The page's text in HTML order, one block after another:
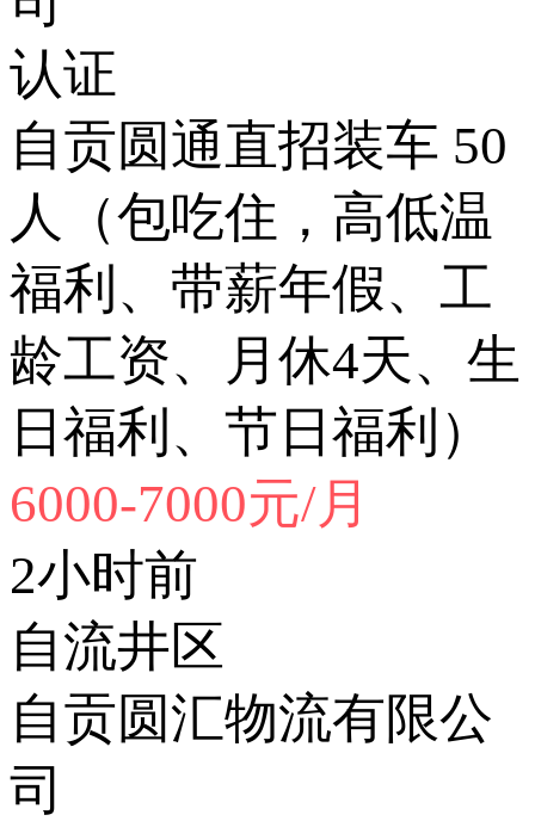
认证
自贡圆通直招装车 50
人（包吃住，高低温
福利、带薪年假、工
龄工资、月休4天、生
日福利、节日福利）
6000-7000元/月
2小时前
自流井区
自贡圆汇物流有限公
司